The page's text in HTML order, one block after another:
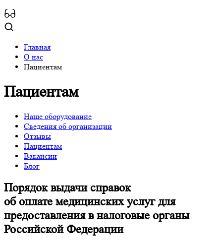
Главная
О нас
Пациентам
Пациентам
Наше оборудование
Сведения об организации
Отзывы
Пациентам
Вакансии
Блог
Порядок выдачи справок
об оплате медицинских услуг для
предоставления в налоговые органы
Российской Федерации